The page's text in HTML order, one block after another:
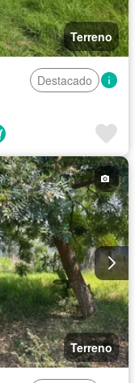
Terreno
Destacado
Terreno